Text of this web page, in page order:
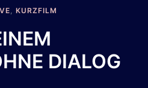
KURZFILM
DIALOG